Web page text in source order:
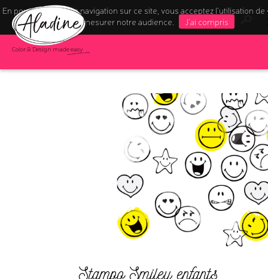
En poursuivant votre navigation sur ce site, vous acceptez l’utilisation de
pour mesurer notre audience.
J'ai compris
Color & Design made easy
Stampo Smiley enfants